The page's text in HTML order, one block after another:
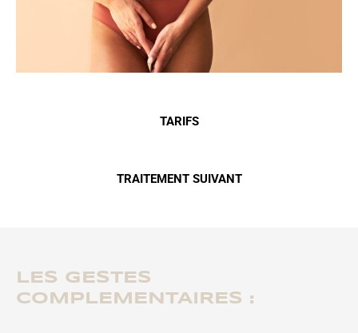
TARIFS
TRAITEMENT SUIVANT
LES GESTES
COMPLEMENTAIRES :